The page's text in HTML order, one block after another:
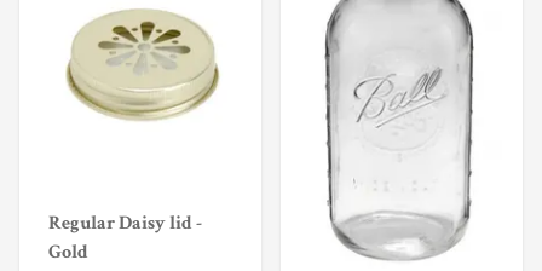
Regular Daisy lid -
Gold